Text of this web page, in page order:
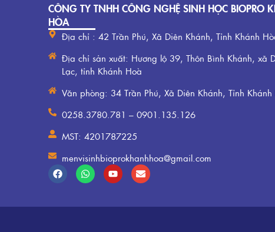
CÔNG TY TNHH CÔNG NGHỆ SINH HỌC BIOPRO
HÒA
Địa chỉ : 42 Trần Phú, Xã Diên Khánh, Tỉnh Khánh
Địa chỉ sản xuất: Hương lộ 39, Thôn Bình Khánh, xã
Lạc, tỉnh Khánh Hoà
Văn phòng: 34 Trần Phú, Xã Diên Khánh, Tỉnh Khánh
0258.3780.781 – 0901.135.126
MST: 4201787225
menvisinhbioprokhanhhoa@gmail.com